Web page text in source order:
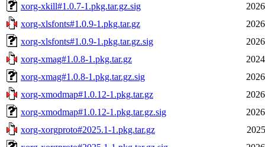
xorg-xkill#1.0.7-1.pkg.tar.gz.sig
xorg-xlsfonts#1.0.9-1.pkg.tar.gz
xorg-xlsfonts#1.0.9-1.pkg.tar.gz.sig
xorg-xmag#1.0.8-1.pkg.tar.gz
xorg-xmag#1.0.8-1.pkg.tar.gz.sig
xorg-xmodmap#1.0.12-1.pkg.tar.gz
xorg-xmodmap#1.0.12-1.pkg.tar.gz.sig
xorg-xorgproto#2025.1-1.pkg.tar.gz